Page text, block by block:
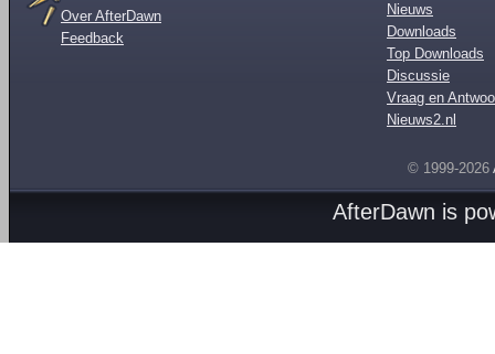
Over AfterDawn
Feedback
Nieuws
Downloads
Top Downloads
Discussie
Vraag en
Nieuws2.nl
© 1999-2026
AfterDawn is